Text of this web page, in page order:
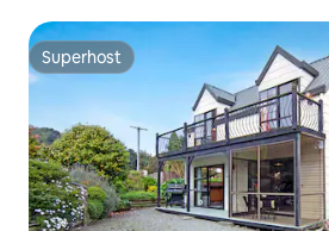
Superhost
Superhost